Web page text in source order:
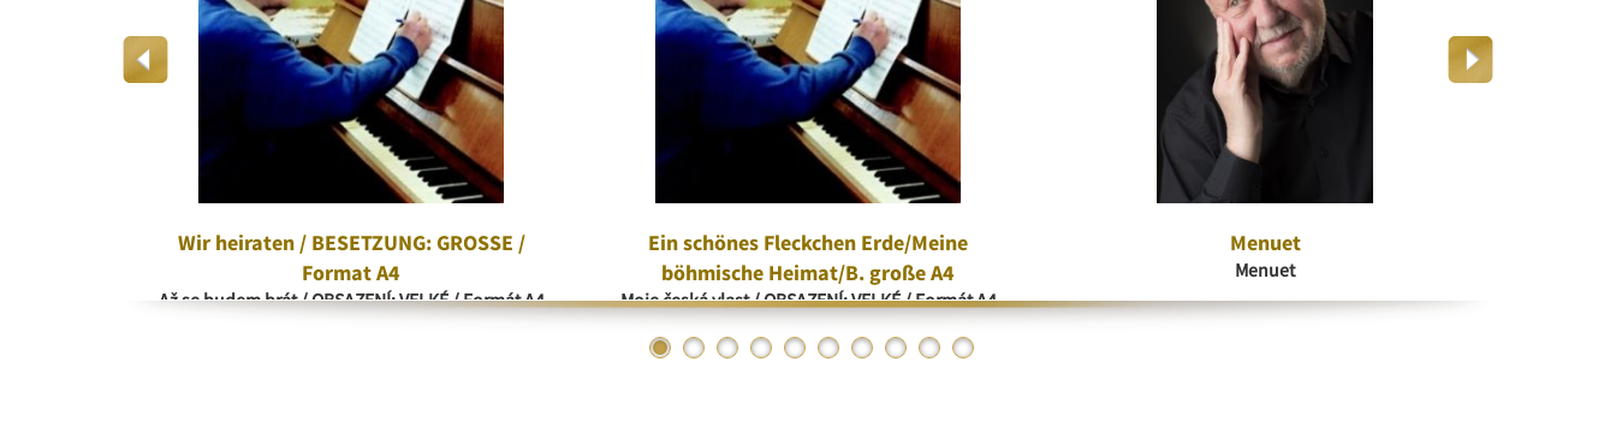
Wir heiraten / BESETZUNG: GROSSE /
Format A4
Až se budem brát / OBSAZENÍ: VELKÉ / Formát A4
Ein schönes Fleckchen Erde/Meine
böhmische Heimat/B. große A4
Moje česká vlast / OBSAZENÍ: VELKÉ / Formát A4
Menuet
Menuet